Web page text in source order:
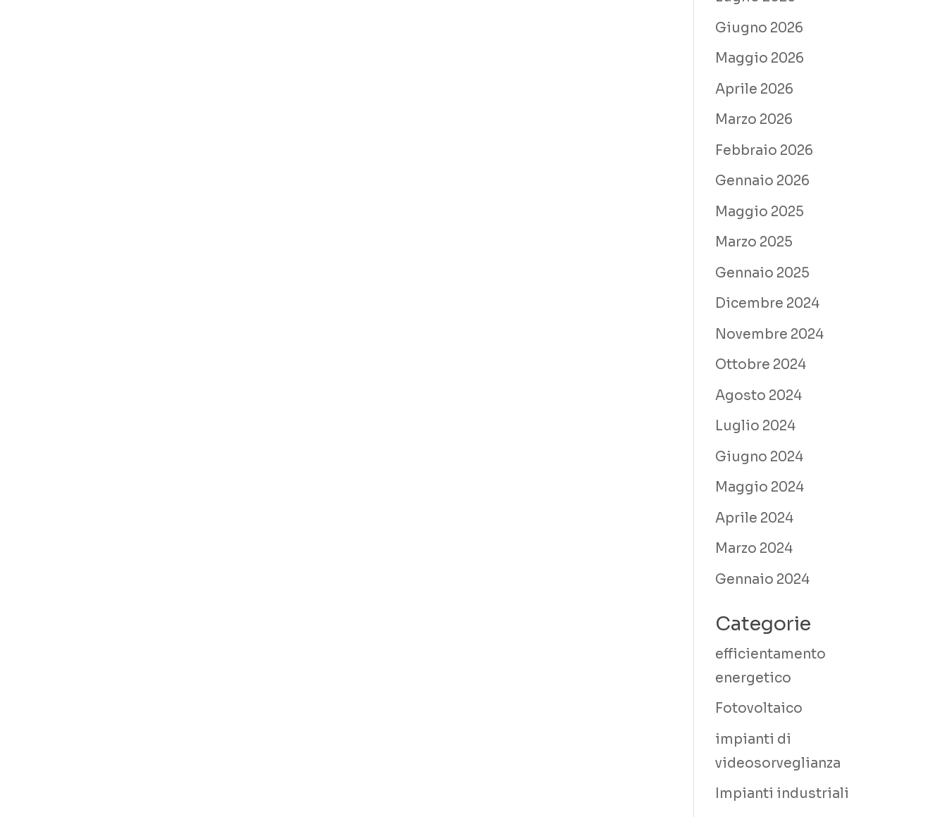
Giugno 2026
Maggio 2026
Aprile 2026
Marzo 2026
Febbraio 2026
Gennaio 2026
Maggio 2025
Marzo 2025
Gennaio 2025
Dicembre 2024
Novembre 2024
Ottobre 2024
Agosto 2024
Luglio 2024
Giugno 2024
Maggio 2024
Aprile 2024
Marzo 2024
Gennaio 2024
Categorie
efficientamento
energetico
Fotovoltaico
impianti di
videosorveglianza
Impianti industriali